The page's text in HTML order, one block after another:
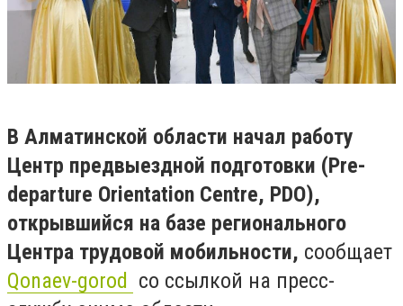
В Алматинской области начал работу
Центр предвыездной подготовки (Pre-
departure Orientation Centre, PDO),
открывшийся на базе регионального
Центра трудовой мобильности, сообщает
Qonaev-gorod со ссылкой на пресс-